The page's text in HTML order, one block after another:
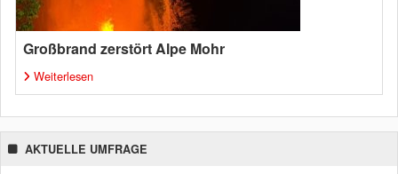
Großbrand zerstört Alpe Mohr
Weiterlesen
AKTUELLE UMFRAGE